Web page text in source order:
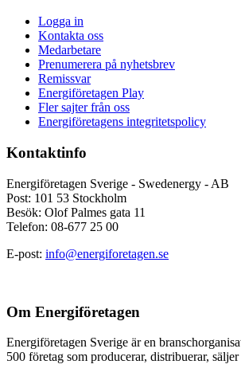
Logga in
Kontakta oss
Medarbetare
Prenumerera på nyhetsbrev
Remissvar
Energiföretagen Play
Fler sajter från oss
Energiföretagens integritetspolicy
Kontaktinfo
Energiföretagen Sverige - Swedenergy - AB
Post: 101 53 Stockholm
Besök: Olof Palmes gata 11
Telefon: 08-677 25 00
E-post: info@energiforetagen.se
Om Energiföretagen
Energiföretagen Sverige är en
500 företag som producerar, distribuerar,